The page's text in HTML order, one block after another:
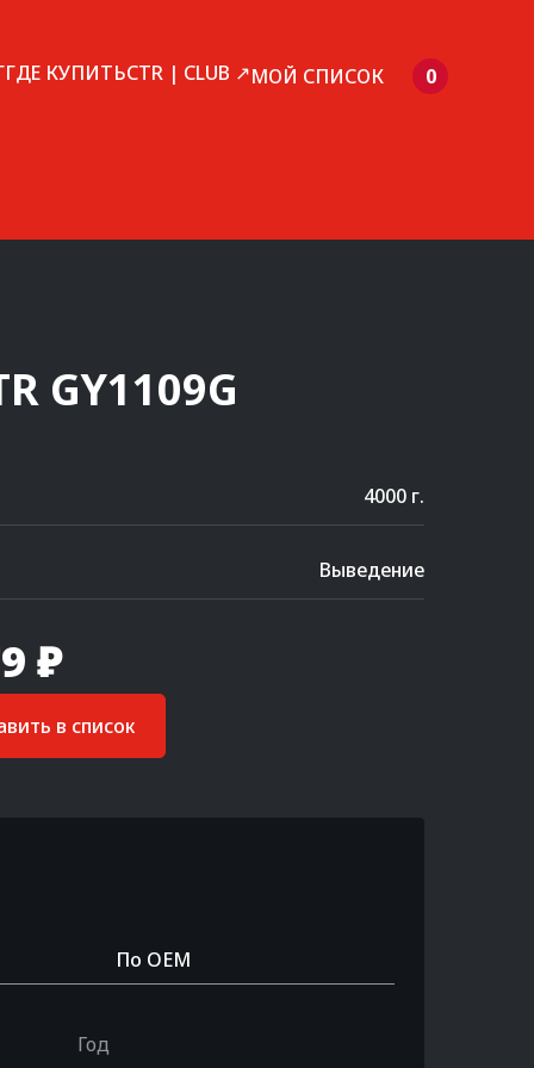
ГДЕ КУПИТЬCTR | CLUB ↗МОЙ СПИСОК 0
GY1109G
4000 г.
Выведение
₽
в список
По OEM
Год